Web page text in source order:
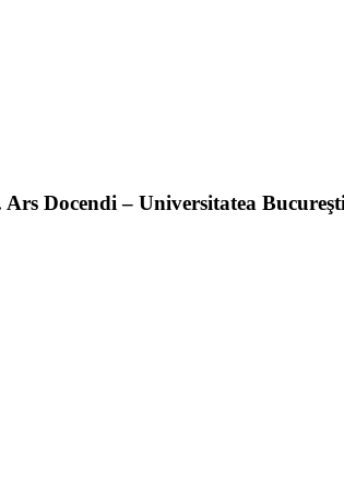
Docendi – Universitatea